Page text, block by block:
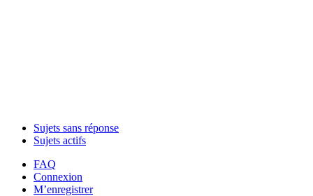
Sujets sans réponse
Sujets actifs
FAQ
Connexion
M’enregistrer